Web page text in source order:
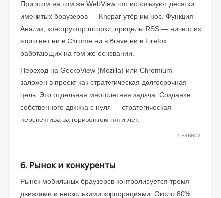
При этом на том же WebView что используют десятки
именитых браузеров — Knopar утёр им нос. Функция
Анализ, конструктор шторки, прицелы RSS — ничего из
этого нет ни в Chrome ни в Brave ни в Firefox
работающих на том же основании.
Переход на GeckoView (Mozilla) или Chromium
заложен в проект как стратегическая долгосрочная
цель. Это отдельная многолетняя задача. Создание
собственного движка с нуля — стратегическая
перспектива за горизонтом пяти лет.
↑ наверх
6. Рынок и конкуренты
Рынок мобильных браузеров контролируется тремя
движками и несколькими корпорациями. Около 80%